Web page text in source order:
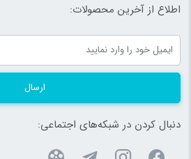
اطلاع از آخرین محصولات:
ارسال
دنبال کردن در شبکه‌های اجتماعی: